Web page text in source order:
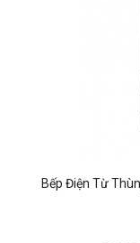
Bếp Điện Từ